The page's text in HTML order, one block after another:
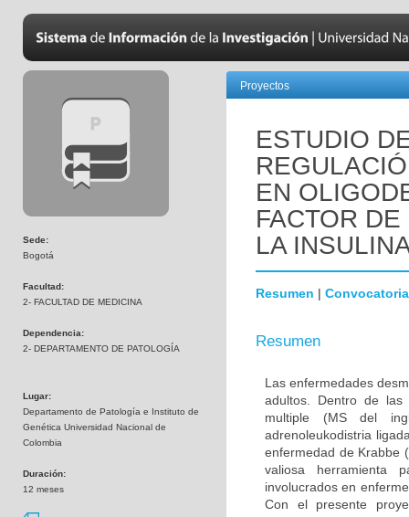
Sede:
Bogotá
Facultad:
2- FACULTAD DE MEDICINA
Dependencia:
2- DEPARTAMENTO DE PATOLOGÍA
Lugar:
Departamento de Patología e Instituto de
Genética Universidad Nacional de
Colombia
Duración:
12 meses
Proyectos
ESTUDIO
EN
FACTOR
LA
Resumen | Convocatoria
Resumen
Las enfermedades
adultos. Dentro de las
multiple (MS del
adrenoleukodistria
enfermedad de Krabbe
valiosa herramienta
involucrados en
Con el presente